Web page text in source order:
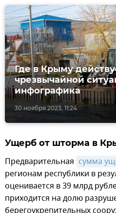
30 ноября 2023, 11:24
Где в Крыму
чрезвычайной
инфографика
Ущерб от шторма в
Предварительная сумма
регионам республики в
оценивается в 39 млрд
приходится на долю
берегоукрепительных